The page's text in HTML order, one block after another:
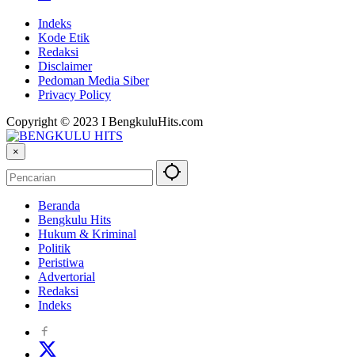
Indeks
Kode Etik
Redaksi
Disclaimer
Pedoman Media Siber
Privacy Policy
Copyright © 2023 I BengkuluHits.com
×
Beranda
Bengkulu Hits
Hukum & Kriminal
Politik
Peristiwa
Advertorial
Redaksi
Indeks